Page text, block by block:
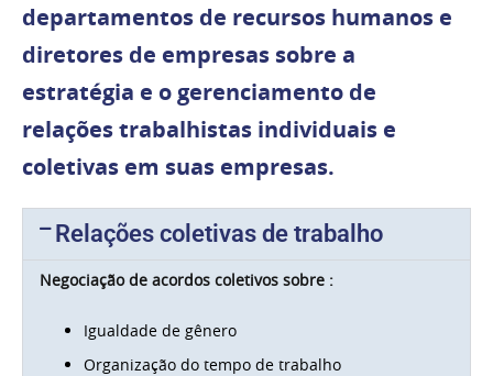
departamentos de recursos humanos e
diretores de empresas sobre a
estratégia e o gerenciamento de
relações trabalhistas individuais e
coletivas em suas empresas.
Relações coletivas de trabalho
Negociação de acordos coletivos sobre :
Igualdade de gênero
Organização do tempo de trabalho